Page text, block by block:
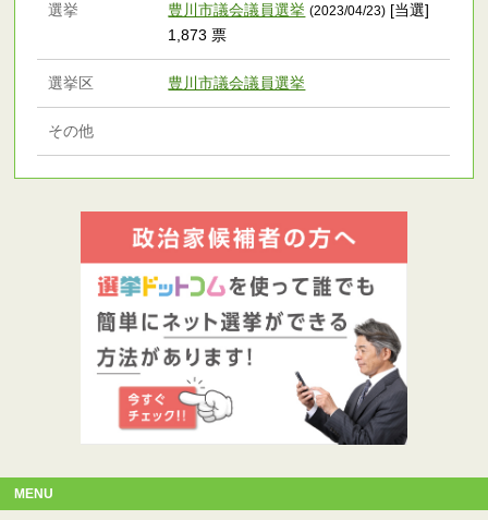
選挙 豊川市議会議員選挙 (2023/04/23) [当選]
1,873 票
選挙区 豊川市議会議員選挙
その他
MENU